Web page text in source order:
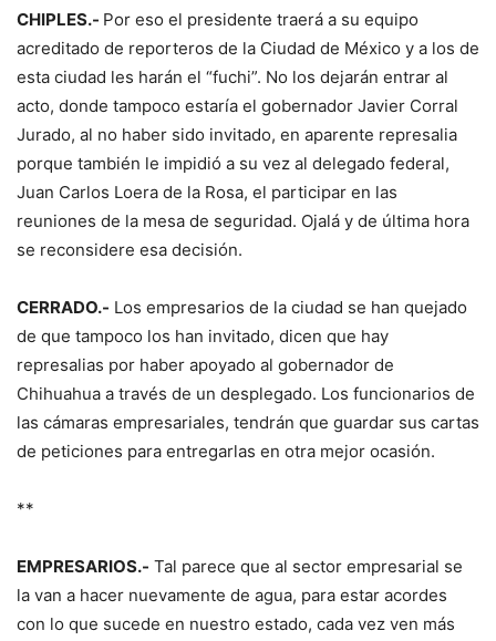
CHIPLES.- Por eso el presidente traerá a su equipo
acreditado de reporteros de la Ciudad de México y a los de
esta ciudad les harán el “fuchi”. No los dejarán entrar al
acto, donde tampoco estaría el gobernador Javier Corral
Jurado, al no haber sido invitado, en aparente represalia
porque también le impidió a su vez al delegado federal,
Juan Carlos Loera de la Rosa, el participar en las
reuniones de la mesa de seguridad. Ojalá y de última hora
se reconsidere esa decisión.
CERRADO.- Los empresarios de la ciudad se han quejado
de que tampoco los han invitado, dicen que hay
represalias por haber apoyado al gobernador de
Chihuahua a través de un desplegado. Los funcionarios de
las cámaras empresariales, tendrán que guardar sus cartas
de peticiones para entregarlas en otra mejor ocasión.
**
EMPRESARIOS.- Tal parece que al sector empresarial se
la van a hacer nuevamente de agua, para estar acordes
con lo que sucede en nuestro estado, cada vez ven más